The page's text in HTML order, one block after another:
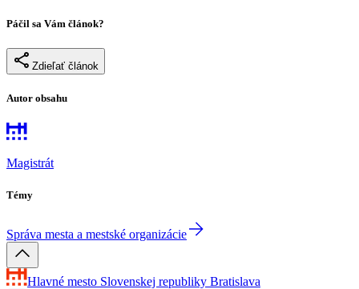
Páčil sa Vám článok?
Zdieľať článok
Autor obsahu
Magistrát
Témy
Správa mesta a mestské organizácie
Hlavné mesto Slovenskej republiky Bratislava